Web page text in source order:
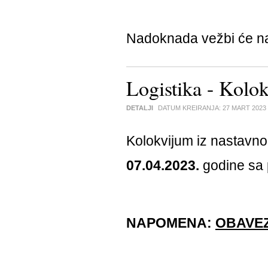
Nadoknada vežbi će
Logistika -
DETALJI DATUM KREIRANJA: 27 MART 2023
Kolokvijum iz
07.04.2023. godine
NAPOMENA: